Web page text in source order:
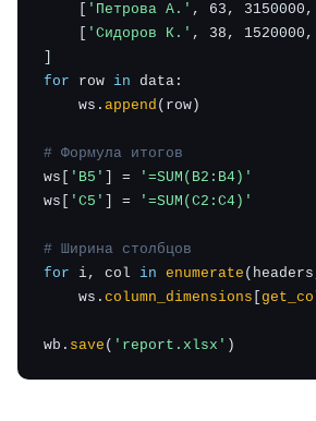
'Петрова А.' , 63,
'Сидоров К.' , 38,
for row in data:
    ws.
append (row)
# Формула итогов
ws[
'B5' ] =
'=SUM(B2:B4)'
ws[
'C5' ] = '=SUM(C2:C4)'
# Ширина столбцов
for i, col in enumerate
    ws.
column_dimensions
wb. save ( 'report.xlsx' )